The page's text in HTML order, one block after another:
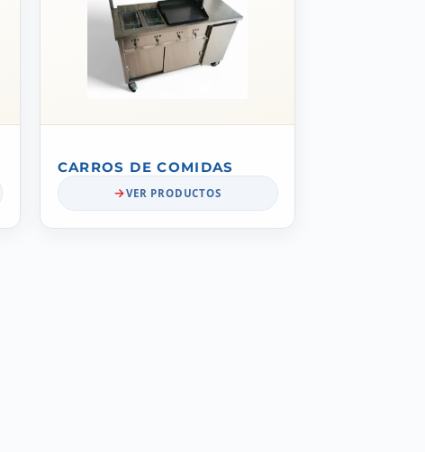
CARROS DE COMIDAS
VER PRODUCTOS